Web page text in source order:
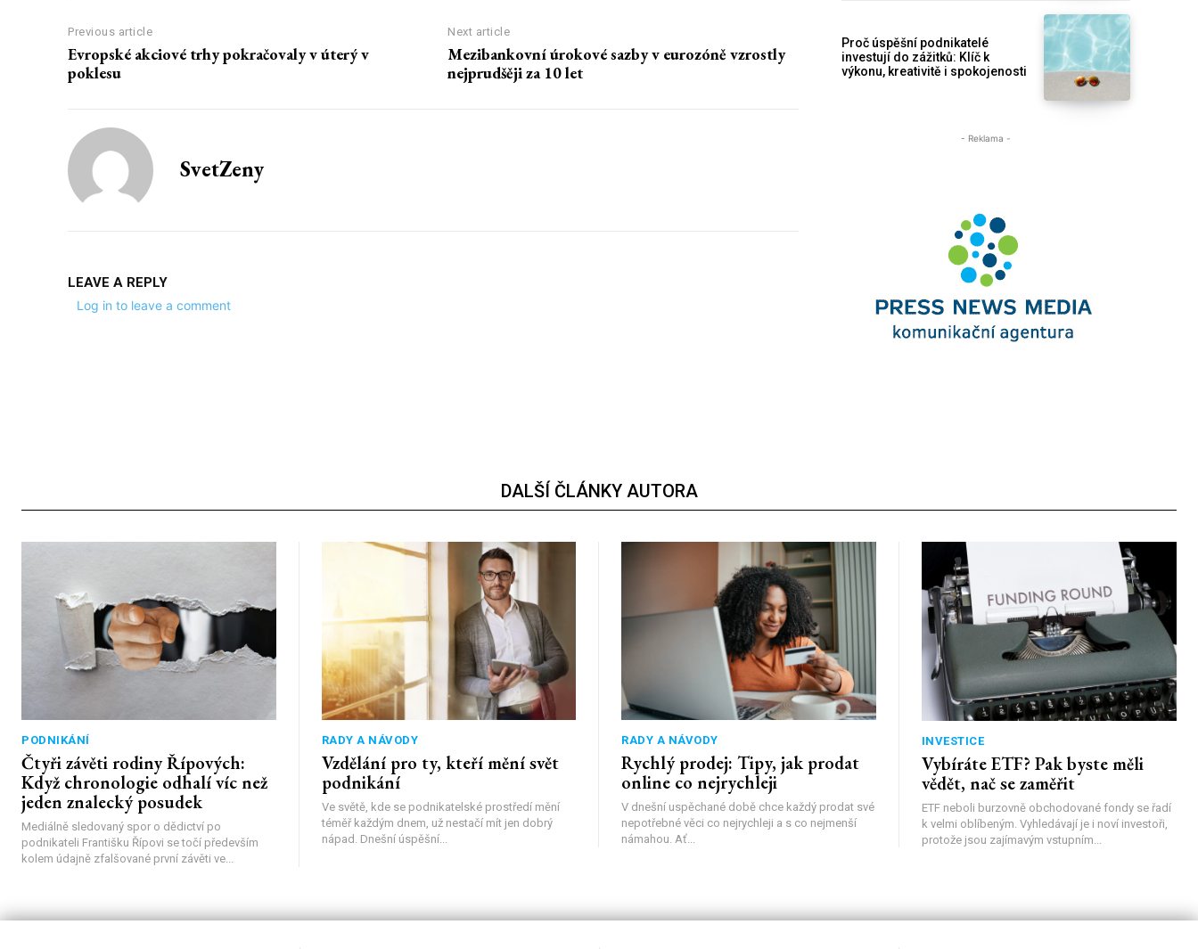
Previous article
Evropské akciové trhy pokračovaly v úterý v
poklesu
Next article
Mezibankovní úrokové sazby v eurozóně vzrostly
nejprudšěji za 10 let
SvetZeny
LEAVE A REPLY
Log in to leave a comment
Proč úspěšní podnikatelé
investují do zážitků: Klíč k
výkonu, kreativitě i spokojenosti
- Reklama -
DALŠÍ ČLÁNKY AUTORA
PODNIKÁNÍ
Čtyři závěti rodiny Řípových:
Když chronologie odhalí víc než
jeden znalecký posudek
Mediálně sledovaný spor o dědictví po
podnikateli Františku Řípovi se točí především
kolem údajně zfalšované první závěti ve...
RADY A NÁVODY
Vzdělání pro ty, kteří mění svět
podnikání
Ve světě, kde se podnikatelské prostředí mění
téměř každým dnem, už nestačí mít jen dobrý
nápad. Dnešní úspěšní...
RADY A NÁVODY
Rychlý prodej: Tipy, jak prodat
online co nejrychleji
V dnešní uspěchané době chce každý prodat své
nepotřebné věci co nejrychleji a s co nejmenší
námahou. Ať...
INVESTICE
Vybíráte ETF? Pak byste měli
vědět, nač se zaměřit
ETF neboli burzovně obchodované fondy se řadí
k velmi oblíbeným. Vyhledávají je i noví investoři,
protože jsou zajímavým vstupním...